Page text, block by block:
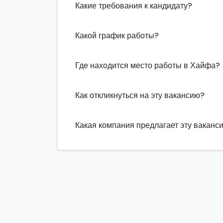
Какие требования к кандидату?
Какой график работы?
Где находится место работы в Хайфа?
Как откликнуться на эту вакансию?
Какая компания предлагает эту